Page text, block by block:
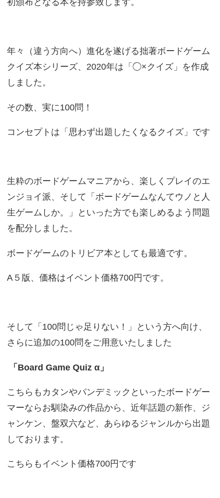
年々（違う方向へ）進化を遂げる拙著ボードゲーム
クイズ本シリーズ、2020年は「◯×クイズ」を作成
しました。
その数、実に100問！
コンセプトは「思わず出題したくなるクイズ」です
生粋のボードゲームマニアから、楽しくプレイのエ
ンジョイ派、そして「ボードゲームなんてウノと人
生ゲームしか。」といった方でも楽しめるよう問題
を配分しました。
ボードゲームのトリビア本としても最適です。
A５版、価格はイベント価格700円です。
そして「100問じゃ足りない！」という方へ向け、
さらに追加の100問をご用意いたしました
「Board Game Quiz α」
こちらもカタンやパンデミックといったボードゲー
マーならお馴染みの作品から、近年話題の新作、ジ
ャンケン、盤双六など、あらゆるジャンルから出題
しております。
こちらもイベント価格700円です